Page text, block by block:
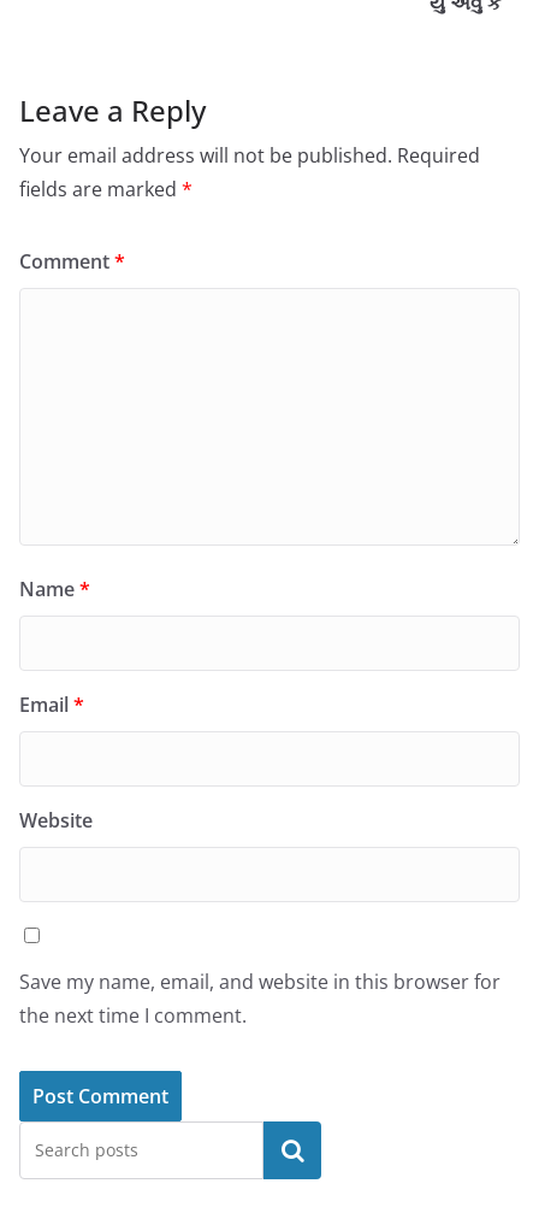
Leave a Reply
Your email address will not be published. Required
fields are marked *
Comment*
Name*
Email*
Website
Save my name, email, and website in this browser for
the next time I comment.
Search